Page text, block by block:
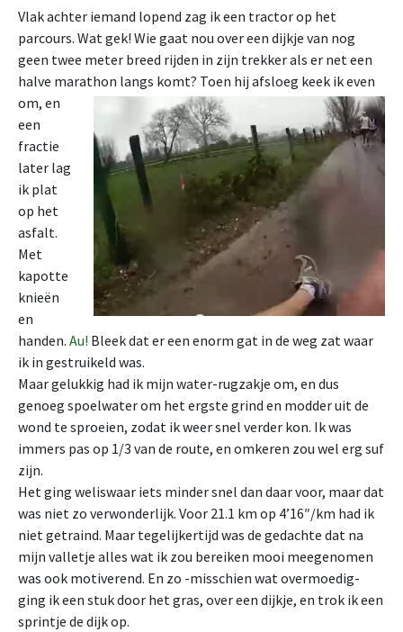
Vlak achter iemand lopend zag ik een tractor op het
parcours. Wat gek! Wie gaat nou over een dijkje van nog
geen twee meter breed rijden in zijn trekker als er net een
halve marathon langs komt? Toen hij afsloeg keek ik even
om, en
een
fractie
later lag
ik plat
op het
asfalt.
Met
kapotte
knieën
en
handen. Au! Bleek dat er een enorm gat in de weg zat waar
ik in gestruikeld was.
Maar gelukkig had ik mijn water-rugzakje om, en dus
genoeg spoelwater om het ergste grind en modder uit de
wond te sproeien, zodat ik weer snel verder kon. Ik was
immers pas op 1/3 van de route, en omkeren zou wel erg suf
zijn.
Het ging weliswaar iets minder snel dan daar voor, maar dat
was niet zo verwonderlijk. Voor 21.1 km op 4’16″/km had ik
niet getraind. Maar tegelijkertijd was de gedachte dat na
mijn valletje alles wat ik zou bereiken mooi meegenomen
was ook motiverend. En zo -misschien wat overmoedig-
ging ik een stuk door het gras, over een dijkje, en trok ik een
sprintje de dijk op.